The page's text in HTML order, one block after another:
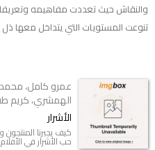
والنقاش حيث تعددت مفاهيمه
تنوعت المستويات التي يتداخل معها ذل
عمرو كامل، محمد
الهمشري، كريم
الأشرار
كيف يجبرنا المنتجون
حب الأشرار في الأفلام